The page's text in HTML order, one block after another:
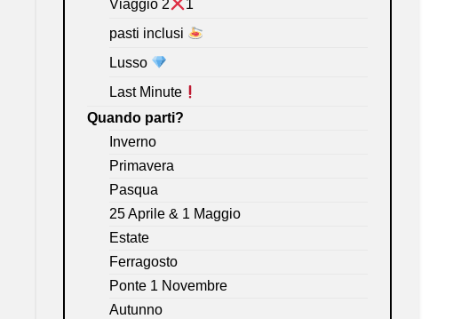
Viaggio 2
1
pasti inclusi
Lusso
Last Minute
Quando parti?
Inverno
Primavera
Pasqua
25 Aprile & 1 Maggio
Estate
Ferragosto
Ponte 1 Novembre
Autunno